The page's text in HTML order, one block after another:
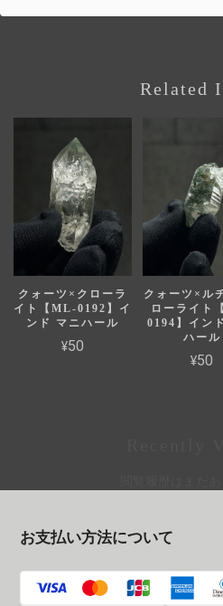
Related
クォーツ×クローラ
イト【ML-0192】イ
ンド マニハール
¥50
クォーツ×ル
ローライト
0194】イン
ハール
¥50
お支払い方法について